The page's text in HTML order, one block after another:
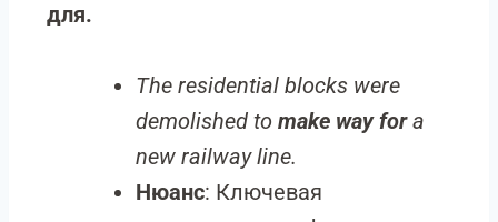
для.
The residential blocks were
demolished to make way fora
new railway line.
Нюанс: Ключевая